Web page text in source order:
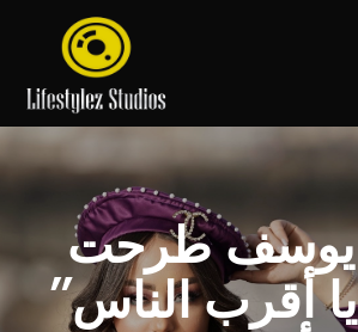
يوسف طرحت
أقرب الناس”